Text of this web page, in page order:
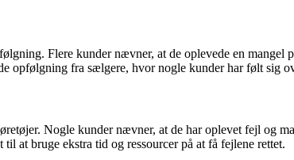
Flere kunder nævner, at de oplevede en mangel
opfølgning fra sælgere, hvor nogle kunder har følt sig
Nogle kunder nævner, at de har oplevet fejl og
at bruge ekstra tid og ressourcer på at få fejlene rettet.